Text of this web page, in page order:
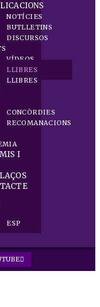
NOTÍCIES
BUTLLETINS
DISCURSOS
VÍDEOS
LLIBRES
LLIBRES
CONCÒRDIES
RECOMANACIONS
I
ESP